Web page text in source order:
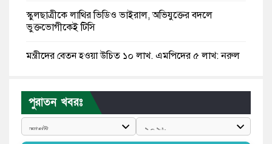
স্কুলছাত্রীকে লাথির ভিডিও ভাইরাল, অভিযুক্তের বদলে
ভুক্তভোগীকেই টিসি
মন্ত্রীদের বেতন হওয়া উচিত ১০ লাখ, এমপিদের ৫ লাখ: নুরুল
রাষ্ট্রপতি পদে প্রস্তাব পাননি ড. ইউনূস, বিএনপির বিবেচনায় মির্জা
ফখরুল
আধা কিলোমিটারের কাজ চলছে মাসের পর মাস: কুমিল্লার
পুরাতন খবরঃ